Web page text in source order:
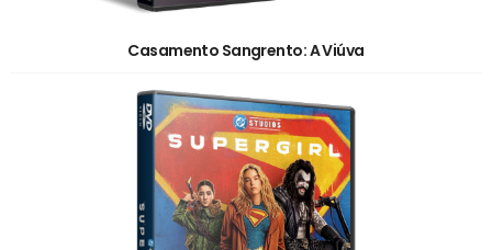
Casamento Sangrento: A Viúva